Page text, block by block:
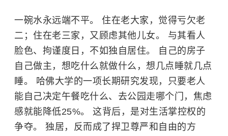
一碗水永远端不平。 住在老大家，觉得亏欠老
二；住在老三家，又顾虑其他儿女。 与其看人
脸色、拘谨度日，不如独自居住。 自己的房子
自己做主，想吃什么就做什么，想几点睡就几点
睡。 哈佛大学的一项长期研究发现，只要老人
能自己决定午餐吃什么、去公园走哪个门，焦虑
感就能降低25%。 这背后，是对生活掌控权的
争夺。 独居，反而成了捍卫尊严和自由的方